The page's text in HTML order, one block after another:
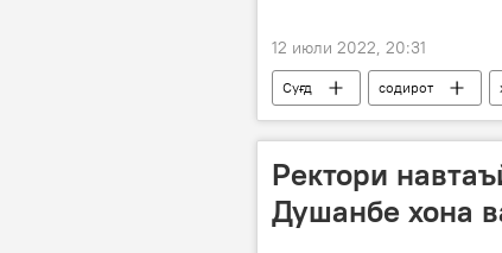
12 июли 2022, 20:31
Суғд содирот
Ректори
Душанбе хона